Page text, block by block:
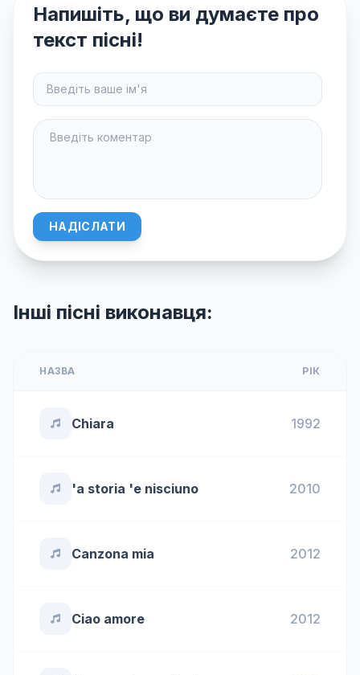
Напишіть, що ви думаєте про
текст пісні!
НАДІСЛАТИ
Інші пісні виконавця:
НАЗВА РІК
Chiara 1992
'a storia 'e nisciuno 2010
Canzona mia 2012
Ciao amore 2012